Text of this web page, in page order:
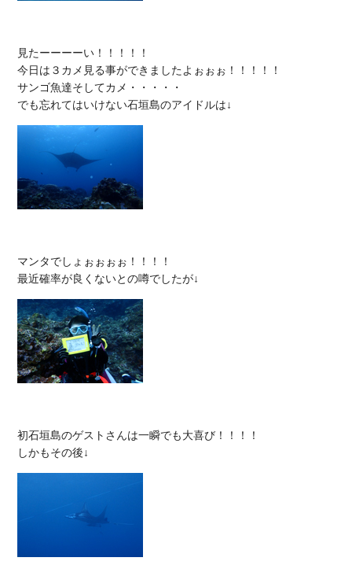
見たーーーーい！！！！！
今日は３カメ見る事ができましたよぉぉぉ！！！！！
サンゴ魚達そしてカメ・・・・・
マンタでしょぉぉぉぉ！！！！
初石垣島のゲストさんは一瞬でも大喜び！！！！